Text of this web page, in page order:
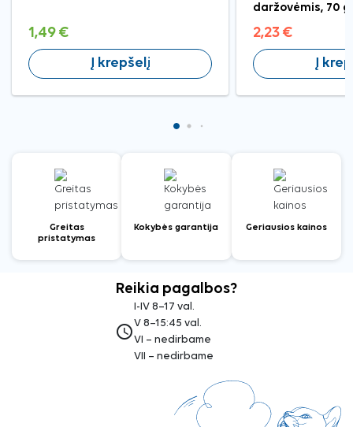
1,49 €
Į krepšelį
daržovėmis, 70 g
2,23 €
Į
Greitas
pristatymas
Kokybės garantija Geriausios kainos
Reikia pagalbos?
access_time
I-IV 8–17 val.
V 8–15:45 val.
VI – nedirbame
VII – nedirbame